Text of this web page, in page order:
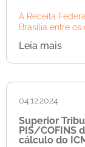
A Receita
Brasília entre
Leia mais
04.12.2024
Superior
PIS/COFINS
cálculo do